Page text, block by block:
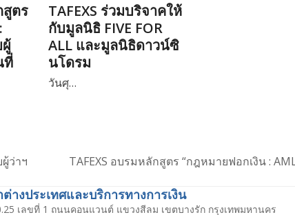
สูตร
ที่
TAFEXS ร่วมบริจาคให้
กับมูลนิธิ FIVE FOR
ALL และมูลนิธิดาวน์ซิ
นโดรม
วันศุ…
ว่าฯ
post:
TAFEXS อบรมหลักสูตร “กฎหมายฟอกเงิน :
างประเทศและบริการทางการเงิน
เลขที่ 1 ถนนคอนแวนต์ แขวงสีลม เขตบางรัก กรุงเทพมหานคร